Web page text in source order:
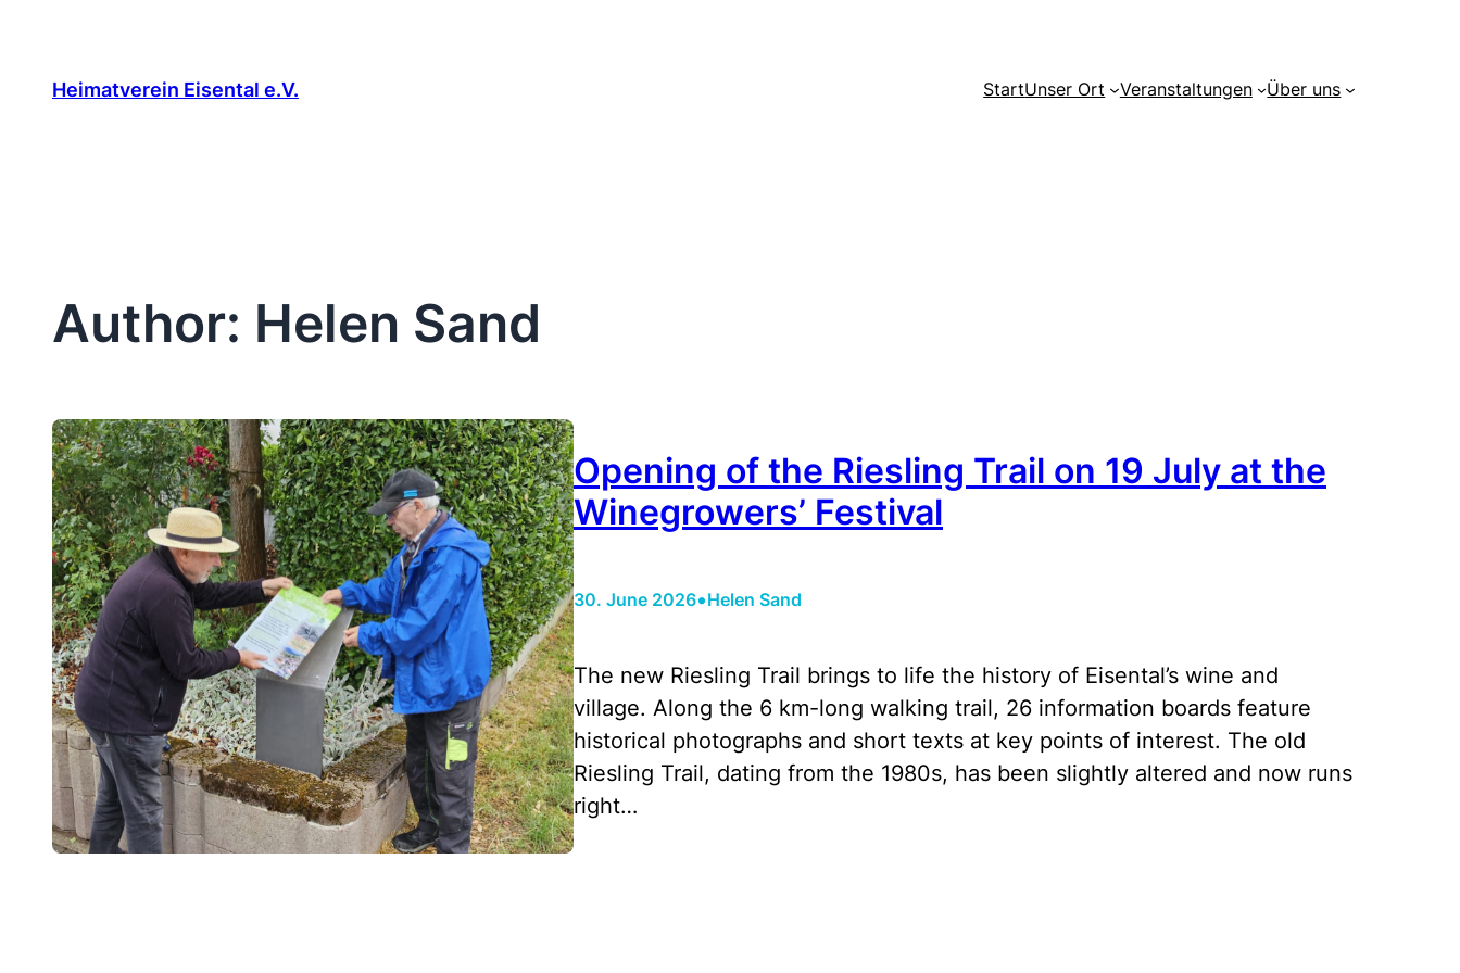
contentHeimatverein Eisental e.V. StartUnser Ort Veranstaltungen Über uns
Author: Helen Sand
Opening of the Riesling Trail on 19 July at the
Winegrowers’ Festival
30. June 2026•Helen Sand
The new Riesling Trail brings to life the history of Eisental’s wine and
village. Along the 6 km-long walking trail, 26 information boards feature
historical photographs and short texts at key points of interest. The old
Riesling Trail, dating from the 1980s, has been slightly altered and now runs
right…